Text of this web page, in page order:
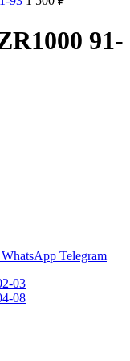
03
08
91-
WhatsApp Telegram